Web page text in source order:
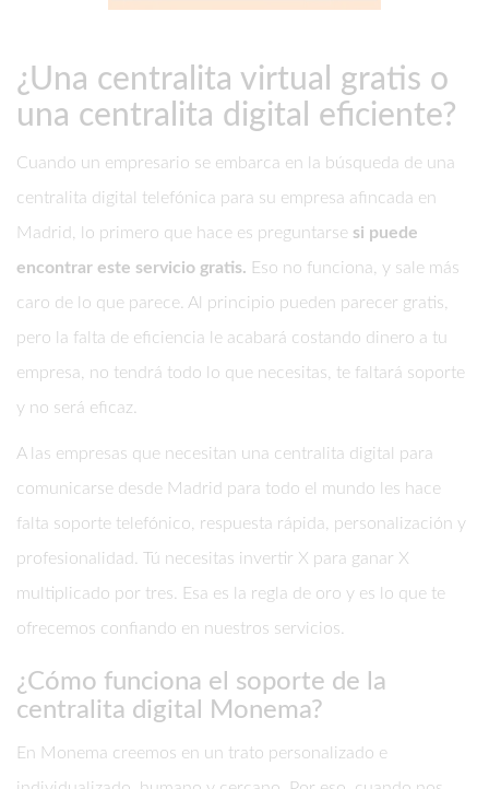
¿Una centralita virtual gratis o
una centralita digital eficiente?
Cuando un empresario se embarca en la búsqueda de una
centralita digital telefónica para su empresa afincada en
Madrid, lo primero que hace es preguntarse si puede
encontrar este servicio gratis. Eso no funciona, y sale más
caro de lo que parece. Al principio pueden parecer gratis,
pero la falta de eficiencia le acabará costando dinero a tu
empresa, no tendrá todo lo que necesitas, te faltará soporte
y no será eficaz.
A las empresas que necesitan una centralita digital para
comunicarse desde Madrid para todo el mundo les hace
falta soporte telefónico, respuesta rápida, personalización y
profesionalidad. Tú necesitas invertir X para ganar X
multiplicado por tres. Esa es la regla de oro y es lo que te
ofrecemos confiando en nuestros servicios.
¿Cómo funciona el soporte de la
centralita digital Monema?
En Monema creemos en un trato personalizado e